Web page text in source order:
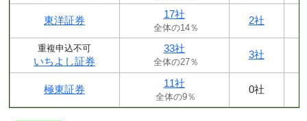
東洋証券
17社
全体の14％
2社
重複申込不可
いちよし証券
33社
全体の27％
3社
極東証券
11社
全体の9％
0社